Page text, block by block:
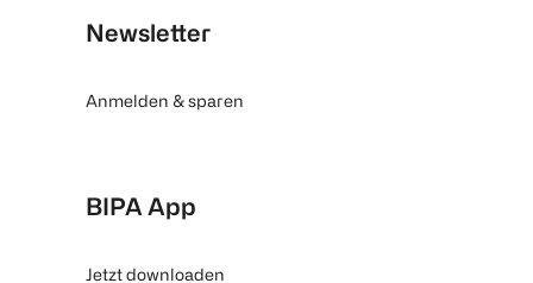
Newsletter
Anmelden & sparen
BIPA App
Jetzt downloaden